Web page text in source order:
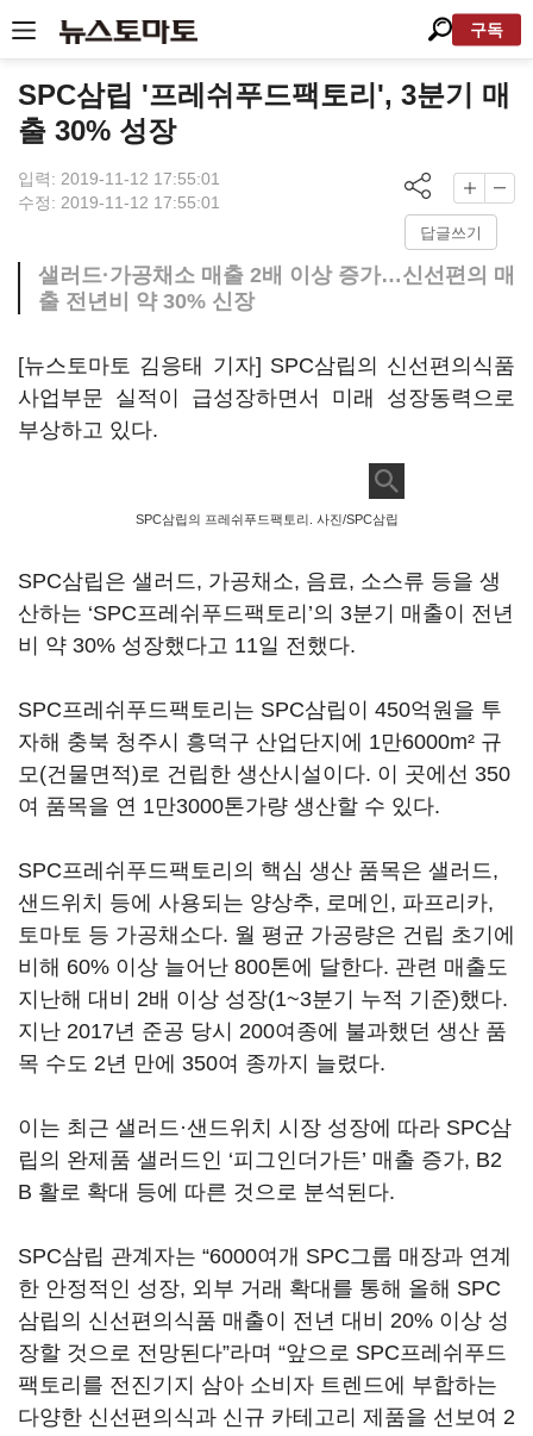
구독
SPC삼립 '프레쉬푸드팩토리', 3분기 매
출 30% 성장
입력: 2019-11-12 17:55:01
수정: 2019-11-12 17:55:01
답글쓰기
샐러드·가공채소 매출 2배 이상 증가…신선편의 매
출 전년비 약 30% 신장
[뉴스토마토 김응태 기자] SPC삼립의 신선편의식품
사업부문 실적이 급성장하면서 미래 성장동력으로
부상하고 있다.
SPC삼립의 프레쉬푸드팩토리. 사진/SPC삼립
SPC삼립은 샐러드, 가공채소, 음료, 소스류 등을 생
산하는 ‘SPC프레쉬푸드팩토리’의 3분기 매출이 전년
비 약 30% 성장했다고 11일 전했다.
SPC프레쉬푸드팩토리는 SPC삼립이 450억원을 투
자해 충북 청주시 흥덕구 산업단지에 1만6000m² 규
모(건물면적)로 건립한 생산시설이다. 이 곳에선 350
여 품목을 연 1만3000톤가량 생산할 수 있다.
SPC프레쉬푸드팩토리의 핵심 생산 품목은 샐러드,
샌드위치 등에 사용되는 양상추, 로메인, 파프리카,
토마토 등 가공채소다. 월 평균 가공량은 건립 초기에
비해 60% 이상 늘어난 800톤에 달한다. 관련 매출도
지난해 대비 2배 이상 성장(1~3분기 누적 기준)했다.
지난 2017년 준공 당시 200여종에 불과했던 생산 품
목 수도 2년 만에 350여 종까지 늘렸다.
이는 최근 샐러드·샌드위치 시장 성장에 따라 SPC삼
립의 완제품 샐러드인 ‘피그인더가든’ 매출 증가, B2
B 활로 확대 등에 따른 것으로 분석된다.
SPC삼립 관계자는 “6000여개 SPC그룹 매장과 연계
한 안정적인 성장, 외부 거래 확대를 통해 올해 SPC
삼립의 신선편의식품 매출이 전년 대비 20% 이상 성
장할 것으로 전망된다”라며 “앞으로 SPC프레쉬푸드
팩토리를 전진기지 삼아 소비자 트렌드에 부합하는
다양한 신선편의식과 신규 카테고리 제품을 선보여 2